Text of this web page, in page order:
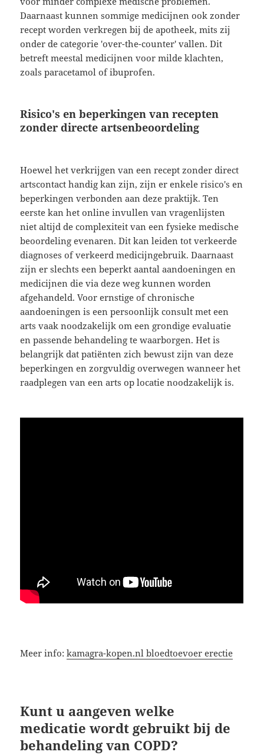
Daarnaast kunnen sommige medicijnen ook zonder
recept worden verkregen bij de apotheek, mits zij
onder de categorie 'over-the-counter' vallen. Dit
betreft meestal medicijnen voor milde klachten,
zoals paracetamol of ibuprofen.
Risico's en beperkingen van recepten
zonder directe artsenbeoordeling
Hoewel het verkrijgen van een recept zonder direct
artscontact handig kan zijn, zijn er enkele risico's en
beperkingen verbonden aan deze praktijk. Ten
eerste kan het online invullen van vragenlijsten
niet altijd de complexiteit van een fysieke medische
beoordeling evenaren. Dit kan leiden tot verkeerde
diagnoses of verkeerd medicijngebruik. Daarnaast
zijn er slechts een beperkt aantal aandoeningen en
medicijnen die via deze weg kunnen worden
afgehandeld. Voor ernstige of chronische
aandoeningen is een persoonlijk consult met een
arts vaak noodzakelijk om een grondige evaluatie
en passende behandeling te waarborgen. Het is
belangrijk dat patiënten zich bewust zijn van deze
beperkingen en zorgvuldig overwegen wanneer het
raadplegen van een arts op locatie noodzakelijk is.
Meer info:kamagra-kopen.nl bloedtoevoer erectie
Kunt u aangeven welke
medicatie wordt gebruikt bij de
behandeling van COPD?